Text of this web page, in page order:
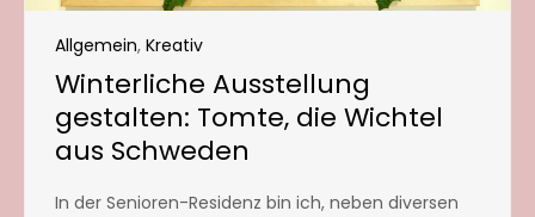
Allgemein, Kreativ
Winterliche Ausstellung
gestalten: Tomte, die Wichtel
aus Schweden
In der Senioren-Residenz bin ich, neben diversen